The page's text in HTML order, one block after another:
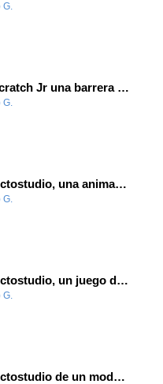
Programa con Scratch Jr una barrera que se desplaza para dar sensación de movimiento
Programa con Octostudio, una animación utilizando la cámara para una foto y audio y texto para comunicar.
Programa con Octostudio, un juego de Educación Víal cruzando un paso de cebra.
Programa con Octostudio de un modo sencillo, offline y gratuito